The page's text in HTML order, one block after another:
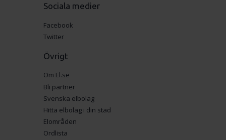
Sociala medier
Facebook
Twitter
Övrigt
Om El.se
Bli partner
Svenska elbolag
Hitta elbolag i din stad
Elområden
Ordlista